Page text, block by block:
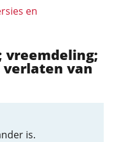
en
vreemdeling;
van
is.